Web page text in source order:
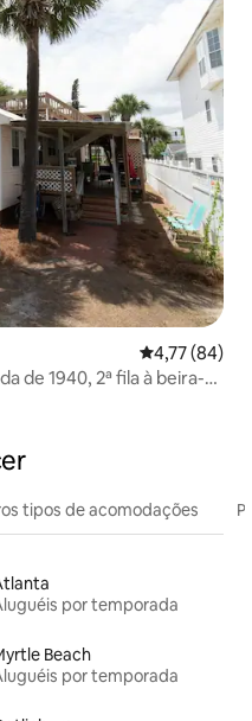
4,77 de uma
4,77 (84)
de 1940, 2ª fila à beira-
tipos de acomodações
por temporada
Beach
por temporada